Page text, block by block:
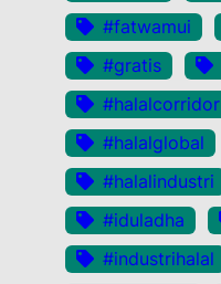
#fatwamui
#gratis
#halalcorridor
#halalglobal
#halalindustri
#iduladha
#industrihalal